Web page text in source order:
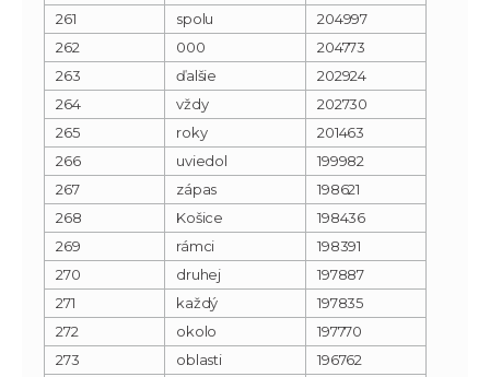
261
spolu
204997
262
000
204773
263
ďalšie
202924
264
vždy
202730
265
roky
201463
266
uviedol
199982
267
zápas
198621
268
Košice
198436
269
rámci
198391
270
druhej
197887
271
každý
197835
272
okolo
197770
273
oblasti
196762